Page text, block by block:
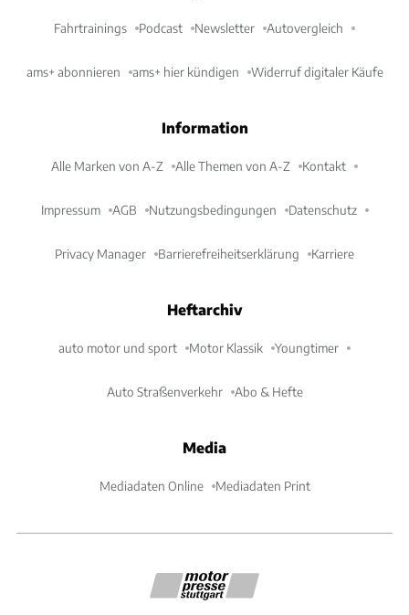
Fahrtrainings Podcast Newsletter Autovergleich
ams+ abonnieren ams+ hier kündigen Widerruf digitaler Käufe
Information
Alle Marken von A-Z Alle Themen von A-Z Kontakt
Impressum AGB Nutzungsbedingungen Datenschutz
Privacy Manager Barrierefreiheitserklärung Karriere
Heftarchiv
auto motor und sport Motor Klassik Youngtimer
Auto Straßenverkehr Abo & Hefte
Media
Mediadaten Online Mediadaten Print